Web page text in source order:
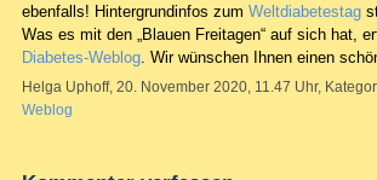
ebenfalls! Hintergrundinfos zum Weltdiabetestag
Was es mit den „Blauen Freitagen“ auf sich hat,
Diabetes-Weblog. Wir wünschen Ihnen einen
Helga Uphoff, 20. November 2020, 11.47 Uhr,
Weblog